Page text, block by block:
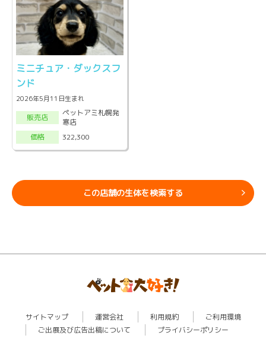
ミニチュア・ダックスフ
ンド
2026年5月11日生まれ
販売店
ペットアミ札幌発
寒店
価格
322,300
この店舗の生体を検索する
サイトマップ 運営会社 利用規約
ご利用環境
ご出展及び広告出稿について
プライバシーポリシー